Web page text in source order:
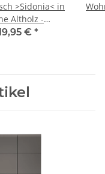
>Sidonia< in
Altholz -
(BxHxT)
€ *